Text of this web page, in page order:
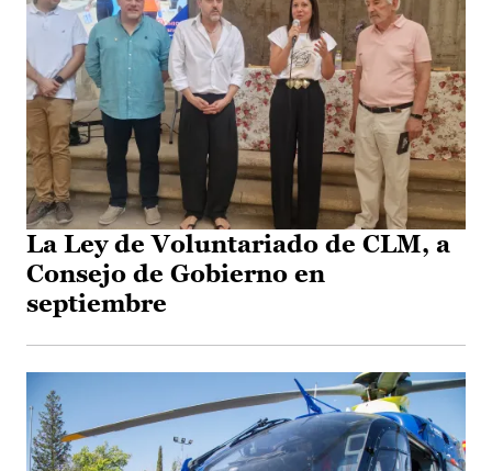
La Ley de Voluntariado de CLM, a
Consejo de Gobierno en
septiembre